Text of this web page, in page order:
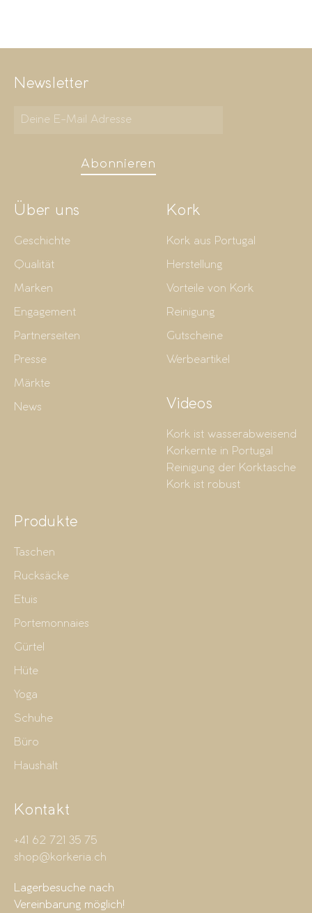
Newsletter
Abonnieren
Über uns
Geschichte
Qualität
Marken
Engagement
Partnerseiten
Presse
Märkte
News
Kork
Kork aus Portugal
Herstellung
Vorteile von Kork
Reinigung
Gutscheine
Werbeartikel
Videos
Kork ist wasserabweisend
Korkernte in Portugal
Reinigung der Korktasche
Kork ist robust
Produkte
Taschen
Rucksäcke
Etuis
Portemonnaies
Gürtel
Hüte
Yoga
Schuhe
Büro
Haushalt
Kontakt
+41 62 721 35 75
shop@korkeria.ch
Lagerbesuche nach
Vereinbarung möglich!